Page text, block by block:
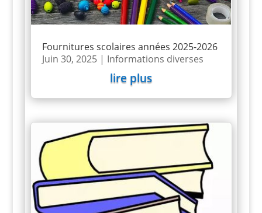
Fournitures scolaires années 2025-2026
Juin 30, 2025| Informations diverses
lire plus